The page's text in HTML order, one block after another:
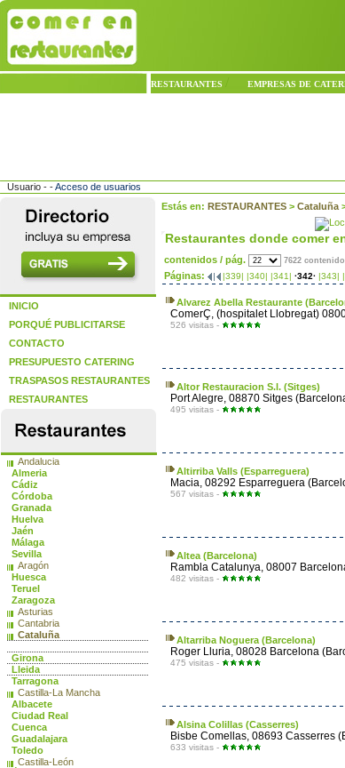
RESTAURANTES EMPRESAS DE
Usuario - -Acceso de usuarios
INICIO
PORQUÉ PUBLICITARSE
CONTACTO
PRESUPUESTO CATERING
TRASPASOS RESTAURANTES
RESTAURANTES
Andalucia
Almeria
Cádiz
Córdoba
Granada
Huelva
Jaén
Málaga
Sevilla
Aragón
Huesca
Teruel
Zaragoza
Asturias
Cantabria
Cataluña
Girona
Lleida
Tarragona
Castilla-La Mancha
Albacete
Ciudad Real
Cuenca
Guadalajara
Toledo
Castilla-León
Estás en: RESTAURANTES> Cataluña
Restaurantes donde comer
contenidos / pág. 7622
Páginas:
|339| |340| |341| ·342· |343|
Alvarez Abella Restaurante
ComerÇ, (hospitalet Llobregat)
526 visitas -
Altor Restauracion S.l. (Sitges)
Port Alegre, 08870 Sitges
495 visitas -
Altirriba Valls (Esparreguera)
Macia, 08292 Esparreguera
567 visitas -
Altea (Barcelona)
Rambla Catalunya, 08007
482 visitas -
Altarriba Noguera (Barcelona)
Roger Lluria, 08028 Barcelona
475 visitas -
Alsina Colillas (Casserres)
Bisbe Comellas, 08693 Casserres
633 visitas -